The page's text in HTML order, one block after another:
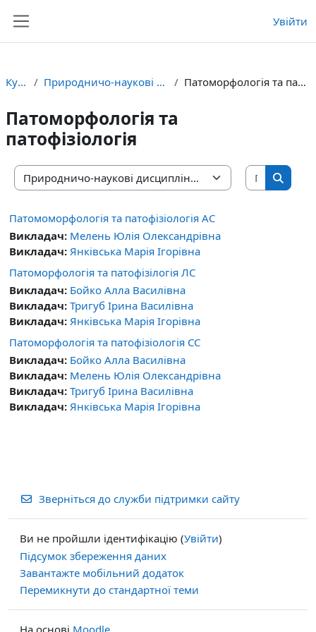
Увійти
Курси Природничо-наукові дисципліни Патоморфологія та патофізіологія
Патоморфологія та
патофізіологія
Категорії курсів
Пошук
Пошук
Патомоморфологія та патофізіологія АС
Викладач: Мелень Юлія Олександрівна
Викладач: Янківська Марія Ігорівна
Патоморфологія та патофізілогія ЛС
Викладач: Бойко Алла Василівна
Викладач: Тригуб Ірина Василівна
Викладач: Янківська Марія Ігорівна
Патоморфологія та патофізіологія СС
Викладач: Бойко Алла Василівна
Викладач: Мелень Юлія Олександрівна
Викладач: Тригуб Ірина Василівна
Викладач: Янківська Марія Ігорівна
Зверніться до служби підтримки сайту
Ви не пройшли ідентифікацію (Увійти)
Підсумок збереження даних
Завантажте мобільний додаток
Перемикнути до стандартної теми